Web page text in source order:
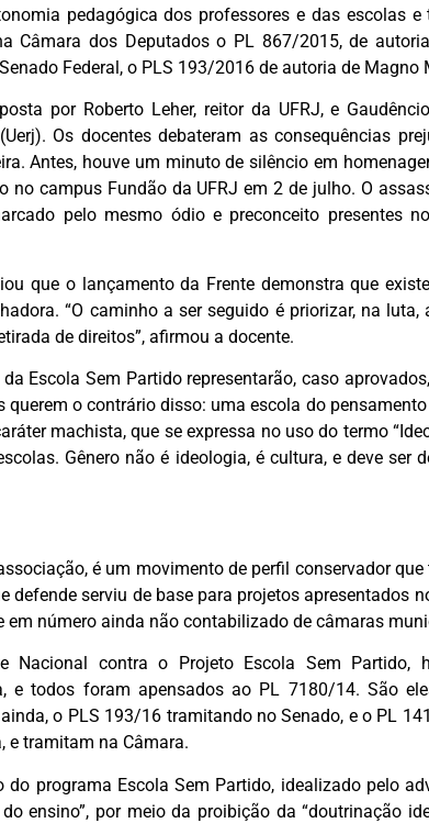
pedagógica dos professores e das escolas e
Câmara dos Deputados o PL 867/2015, de
Federal, o PLS 193/2016 de autoria de Magno
por Roberto Leher, reitor da UFRJ, e
Os docentes debateram as consequências
Antes, houve um minuto de silêncio em
no campus Fundão da UFRJ em 2 de julho. O
pelo mesmo ódio e preconceito presentes no
que o lançamento da Frente demonstra que
“O caminho a ser seguido é priorizar, na luta,
de direitos”, afirmou a docente.
Escola Sem Partido representarão, caso
querem o contrário disso: uma escola do
machista, que se expressa no uso do termo
Gênero não é ideologia, é cultura, e deve ser
é um movimento de perfil conservador
defende serviu de base para projetos apresentados
número ainda não contabilizado de câmaras
Nacional contra o Projeto Escola Sem Partido,
e todos foram apensados ao PL 7180/14. São
o PLS 193/16 tramitando no Senado, e o PL
e tramitam na Câmara.
programa Escola Sem Partido, idealizado pelo
ensino”, por meio da proibição da “doutrinação